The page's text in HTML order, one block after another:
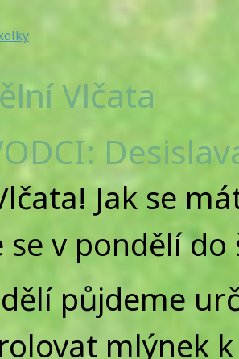
Vlčata
Jak se
se v pondělí
půjdeme
mlýnek